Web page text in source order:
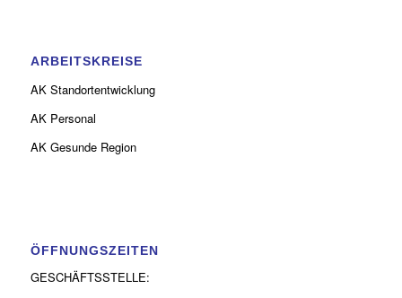
ARBEITSKREISE
AK Standortentwicklung
AK Personal
AK Gesunde Region
ÖFFNUNGSZEITEN
GESCHÄFTSSTELLE: